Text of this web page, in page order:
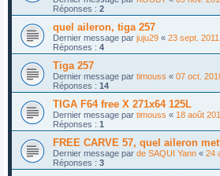
Réponses : 2
quel aileron, tiga 257
Dernier message par juju29 « 23 sept.
Réponses : 4
Tiga 257
Dernier message par timouss « 07 oct.
Réponses : 14
TIGA F64 free X 271x64 125L
Dernier message par timouss « 18 août
Réponses : 1
FREE CARVE 57, quel aileron
Dernier message par de SAQUI Yann « 24
Réponses : 3